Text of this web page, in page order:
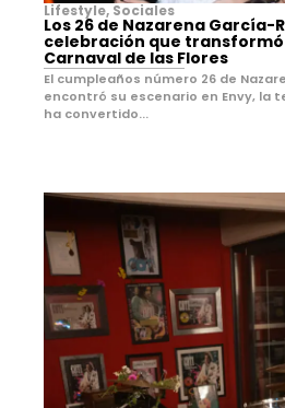
Lifestyle, Sociales
Los 26 de Nazarena García-
celebración que transformó
Carnaval de las Flores
El cumpleaños número 26 de
encontró su escenario en Envy, la
ha convertido...